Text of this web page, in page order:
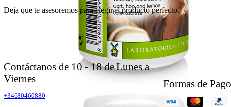
Deja que te asesoremos para elegir el producto perfecto.
Contáctanos de 10 - 18 de Lunes a
Viernes
+34680460880
Formas de Pago